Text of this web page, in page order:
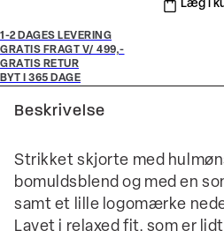
Læg i
1-2 DAGES LEVERING
GRATIS FRAGT V/ 499,-
GRATIS RETUR
BYT I 365 DAGE
Beskrivelse
Strikket skjorte med
bomuldsblend og med en
samt et lille logomærke
Lavet i relaxed fit, som er